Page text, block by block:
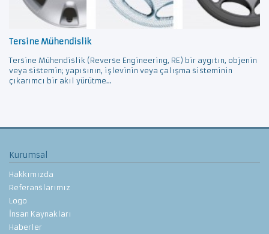
Tersine Mühendislik
Tersine Mühendislik (Reverse Engineering, RE) bir aygıtın, objenin
veya sistemin; yapısının, işlevinin veya çalışma sisteminin
çıkarımcı bir akıl yürütme...
Kurumsal
Hakkımızda
Referanslarımız
Logo
İnsan Kaynakları
Haberler